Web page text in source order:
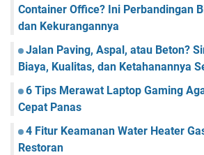
Container Office? Ini Perbandingan
dan Kekurangannya
Jalan Paving, Aspal, atau Beton?
Biaya, Kualitas, dan Ketahanannya
6 Tips Merawat Laptop Gaming
Cepat Panas
4 Fitur Keamanan Water Heater
Restoran